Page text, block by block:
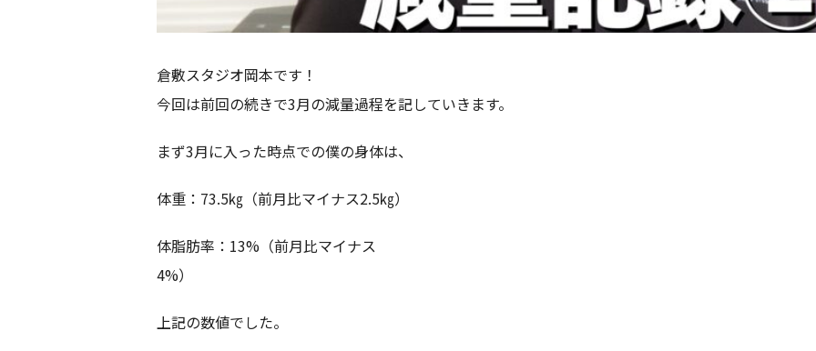
倉敷スタジオ岡本です！
今回は前回の続きで3月の減量過程を記していきます。
まず3月に入った時点での僕の身体は、
体重：73.5㎏（前月比マイナス2.5㎏）
体脂肪率：13%（前月比マイナス
4%
上記の数値でした。